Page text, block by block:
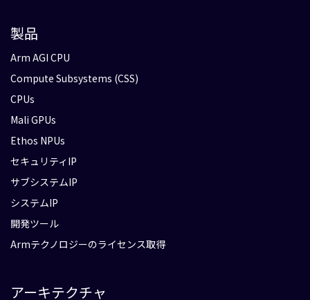
製品
Arm AGI CPU
Compute Subsystems (CSS)
CPUs
Mali GPUs
Ethos NPUs
セキュリティIP
サブシステムIP
システムIP
開発ツール
Armテクノロジーのライセンス取得
アーキテクチャ